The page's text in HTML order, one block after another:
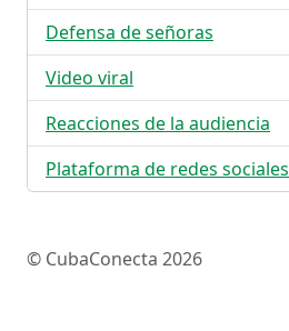
Defensa de señoras
Video viral
Reacciones de la audiencia
Plataforma de redes sociales
© CubaConecta 2026